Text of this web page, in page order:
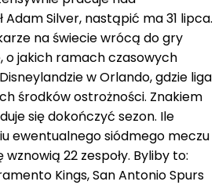
Adam Silver, nastąpić ma 31 lipca.
na świecie wrócą do gry
o jakich ramach czasowych
w Orlando, gdzie liga
środków ostrożności. Znakiem
się dokończyć sezon. Ile
ewentualnego siódmego meczu
22 zespoły. Byliby to:
Kings, San Antonio Spurs